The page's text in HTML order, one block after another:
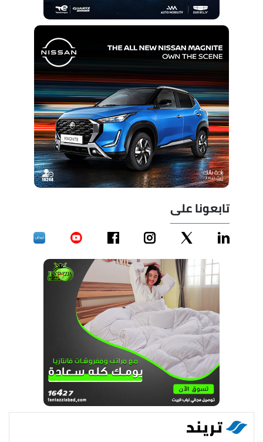
تابعونا على
تريند